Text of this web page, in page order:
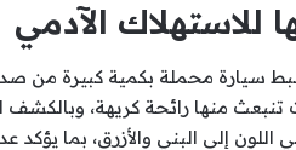
للاستهلاك الآدمي
محملة بكمية كبيرة من
منها رائحة كريهة،
اللون إلى البني والأزرق، بما يؤكد